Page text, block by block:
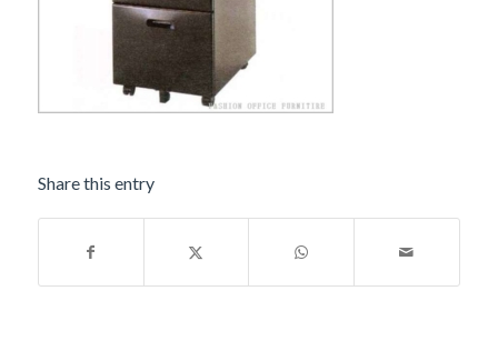
Share this entry